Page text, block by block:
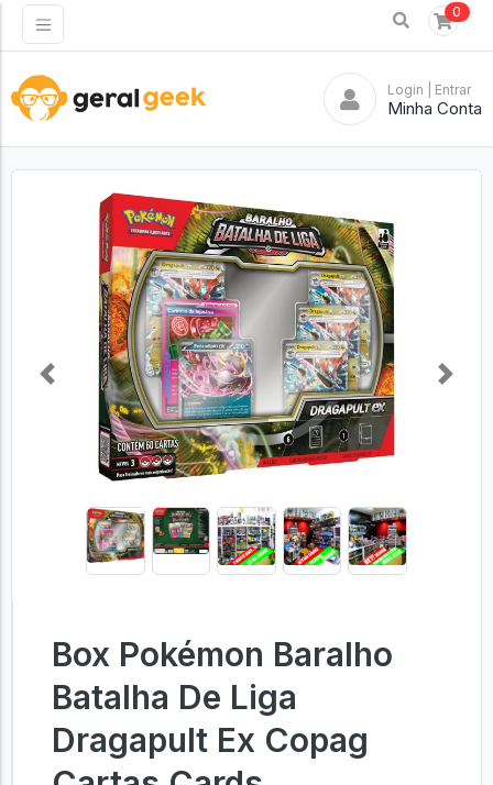
0
Login | Entrar
Minha Conta
Previous Next
Box Pokémon Baralho
Batalha De Liga
Dragapult Ex Copag